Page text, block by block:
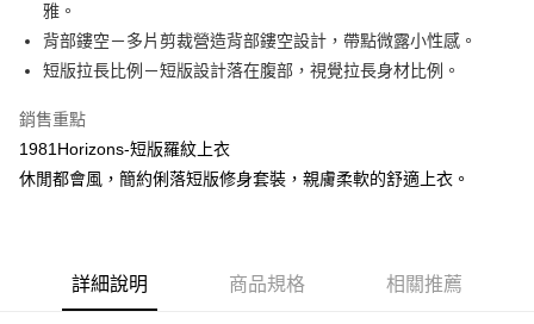
街口支付
悠遊付
運送方式
全家取貨付款
免運費
7-11取貨付款
雅。
背部鏤空－多片剪裁營造背部鏤空設計，帶點微露小性感。
短版拉長比例－短版設計落在腹部，視覺拉長身材比例。
銷售重點
1981Horizons-短版羅紋上衣
休閒都會風，簡約俐落短版修身套裝，親膚柔軟的舒適上衣。
詳細說明 商品規格 相關推薦